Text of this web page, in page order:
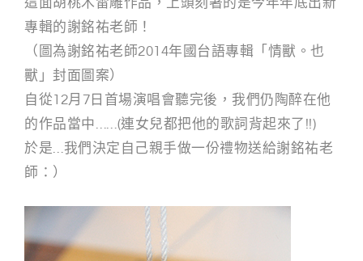
這面胡桃木雷雕作品，上頭刻著的是今年年底出新
專輯的謝銘祐老師！
（圖為謝銘祐老師2014年國台語專輯「情獸。也
獸」封面圖案）
自從12月7日首場演唱會聽完後，我們仍陶醉在他
的作品當中……(連女兒都把他的歌詞背起來了!!)
於是…我們決定自己親手做一份禮物送給謝銘祐老
師：）